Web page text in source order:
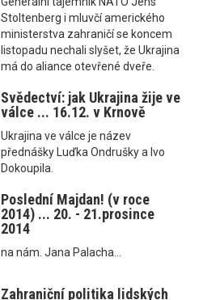
Stoltenberg i mluvčí amerického
ministerstva zahraničí se koncem
listopadu nechali slyšet, že Ukrajina
má do aliance otevřené dveře.
Svědectví: jak Ukrajina žije ve
válce ... 16.12. v Krnově
Ukrajina ve válce je název
přednášky Luďka Ondrušky a Ivo
Dokoupila.
Poslední Majdan! (v roce
2014) ... 20. - 21.prosince
2014
na nám. Jana Palacha...
Zahraniční politika lidských